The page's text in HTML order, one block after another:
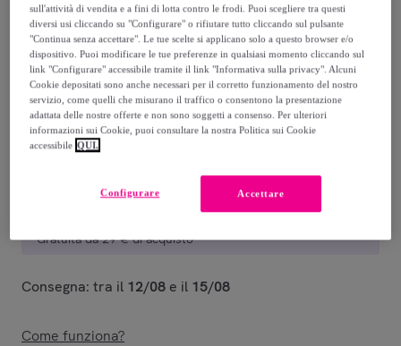
34,99 €
-45%
Venduto daGiocattoli per Passione
Gratuita da 29 € di acquisto
Consegna: tra il 12/08 e il 15/08
Come funziona?
sull'attività di vendita e a fini di lotta contro le frodi. Puoi scegliere tra questi
diversi usi cliccando su "Configurare" o rifiutare tutto cliccando sul pulsante
"Continua senza accettare". Le tue scelte si applicano solo a questo browser e/o
dispositivo. Puoi modificare le tue preferenze in qualsiasi momento cliccando sul
link "Configurare" accessibile tramite il link "Informativa sulla privacy". Alcuni
Cookie depositati sono anche necessari per il corretto funzionamento del nostro
servizio, come quelli che misurano il traffico o consentono la presentazione
adattata delle nostre offerte e non sono soggetti a consenso. Per ulteriori
informazioni sui Cookie, puoi consultare la nostra Politica sui Cookie
accessibile QUI.
Accettare
Configurare